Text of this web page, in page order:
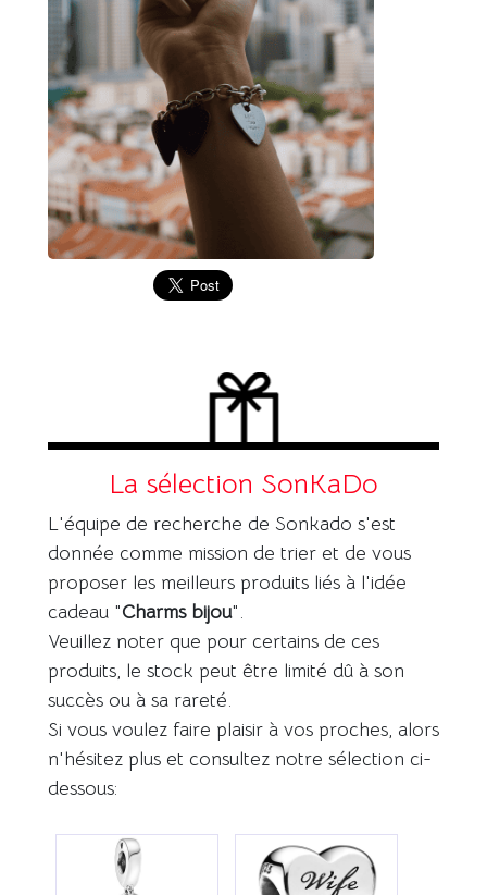
La sélection SonKaDo
L'équipe de recherche de Sonkado s'est
donnée comme mission de trier et de vous
proposer les meilleurs produits liés à l'idée
cadeau "Charms bijou".
Veuillez noter que pour certains de ces
produits, le stock peut être limité dû à son
succès ou à sa rareté.
Si vous voulez faire plaisir à vos proches, alors
n'hésitez plus et consultez notre sélection ci-
dessous: